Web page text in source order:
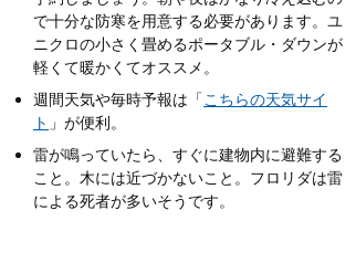
で十分な防寒を用意する必要があります。ユ
ニクロの小さく畳めるポータブル・ダウンが
軽くて暖かくてオススメ。
週間天気や毎時予報は「こちらの天気サイ
ト 」が便利。
雷が鳴っていたら、すぐに建物内に避難する
こと。木には近づかないこと。フロリダは雷
による死者が多いそうです。